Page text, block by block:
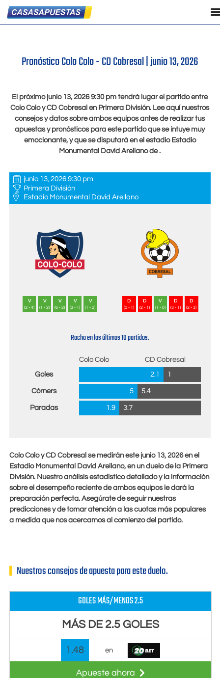
Pronóstico Colo Colo - CD Cobresal |junio 13, 2026
El próximo junio 13, 2026 9:30 pm tendrá lugar el partido entre
Colo Colo y CD Cobresal en Primera División. Lee aquí nuestros
consejos y datos sobre ambos equipos antes de realizar tus
apuestas y pronósticos para este partido que se intuye muy
emocionante, y que se disputará en el estadio Estadio
Monumental David Arellano de .
junio 13, 2026 9:30 pm
Primera División
Estadio Monumental David Arellano
V
(2 - 4)
V
(1 - 2)
V
(6 - 2)
V
(3 - 1)
V
(1 - 2)
D
(0 - 1)
D
(2 - 1)
V
(1 - 0)
D
(3 - 1)
D
(2 - 3)
Racha en los últimos 10 partidos.
Colo Colo
CD Cobresal
Goles
2.1 1
Córners 5 5.4
Paradas 1.9 3.7
Colo Colo y CD Cobresal se medirán este junio 13, 2026en el
Estadio Monumental David Arellano, en un duelo de la Primera
División. Nuestro análisis estadístico detallado y la información
sobre el desempeño reciente de ambos equipos le dará la
preparación perfecta. Asegúrate de seguir nuestras
predicciones y de tomar atención a las cuotas más populares
a medida que nos acercamos al comienzo del partido.
Nuestros consejos de apuesta para este duelo.
GOLES MÁS/MENOS 2.5
MÁS DE 2.5 GOLES
1.48 en
Apueste ahora